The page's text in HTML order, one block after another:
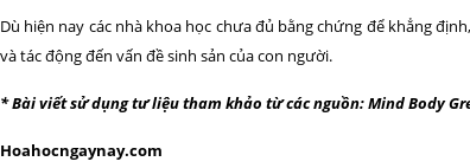
Dù hiện nay các nhà khoa học chưa đủ bằng chứng để khẳng
và tác động đến vấn đề sinh sản của con người.
* Bài viết sử dụng tư liệu tham khảo từ các nguồn: Mind Body
Hoahocngaynay.com